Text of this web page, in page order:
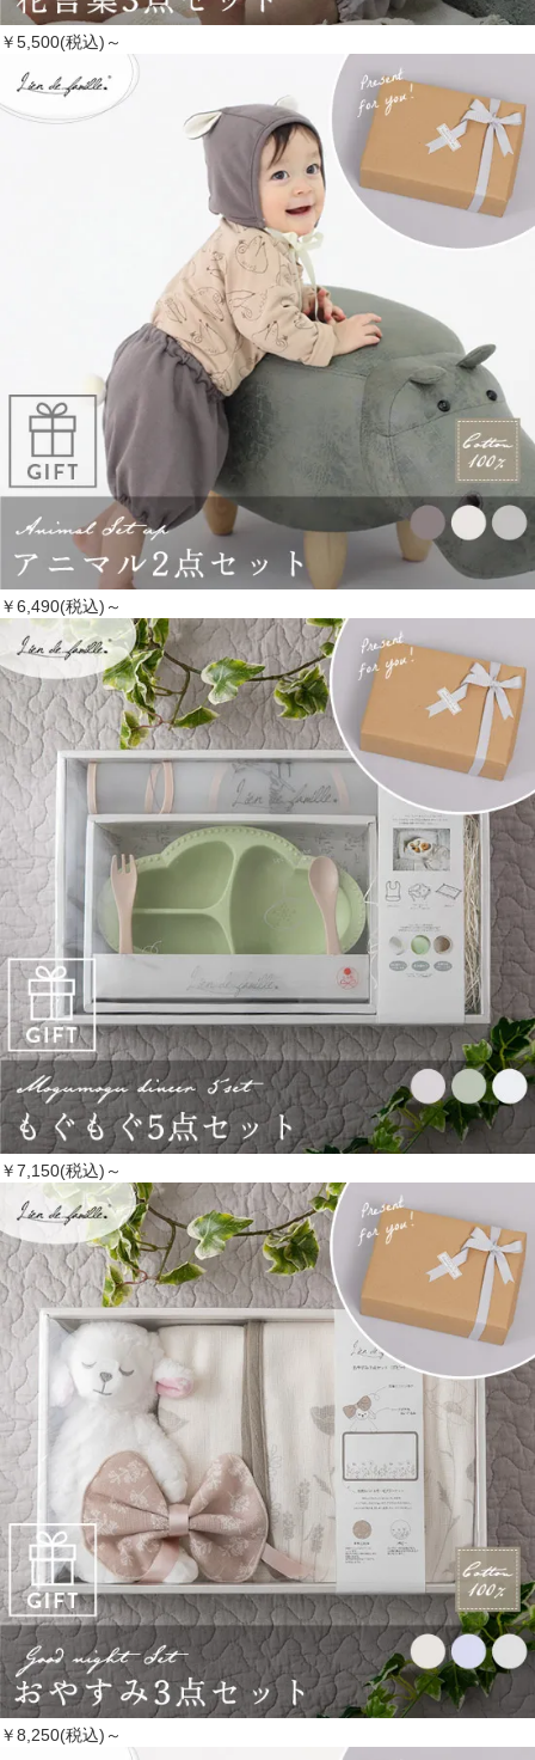
￥5,500(税込)～
￥6,490(税込)～
￥7,150(税込)～
￥8,250(税込)～